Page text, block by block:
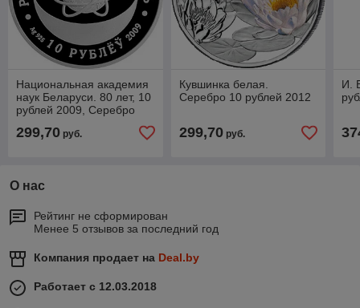
Национальная академия
наук Беларуси. 80 лет, 10
рублей 2009, Серебро
299,70 руб.
Кувшинка белая.
Серебро 10 рублей 2012
299,70руб.
И.
О нас
Рейтинг не сформирован
Менее 5 отзывов за последний год
Компания продает на Deal.by
Работает с 12.03.2018